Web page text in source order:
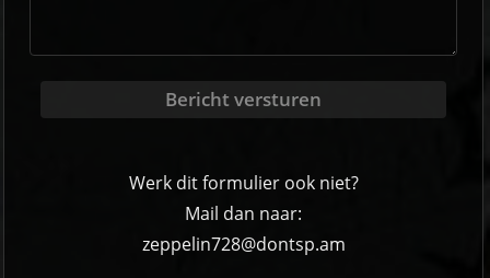
Bericht versturen
Werk dit formulier ook niet?
Mail dan naar:
zeppelin728@dontsp.am